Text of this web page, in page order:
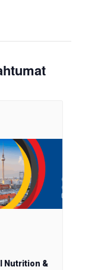
Nutrition &